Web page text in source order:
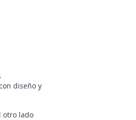
diseño y
otro lado